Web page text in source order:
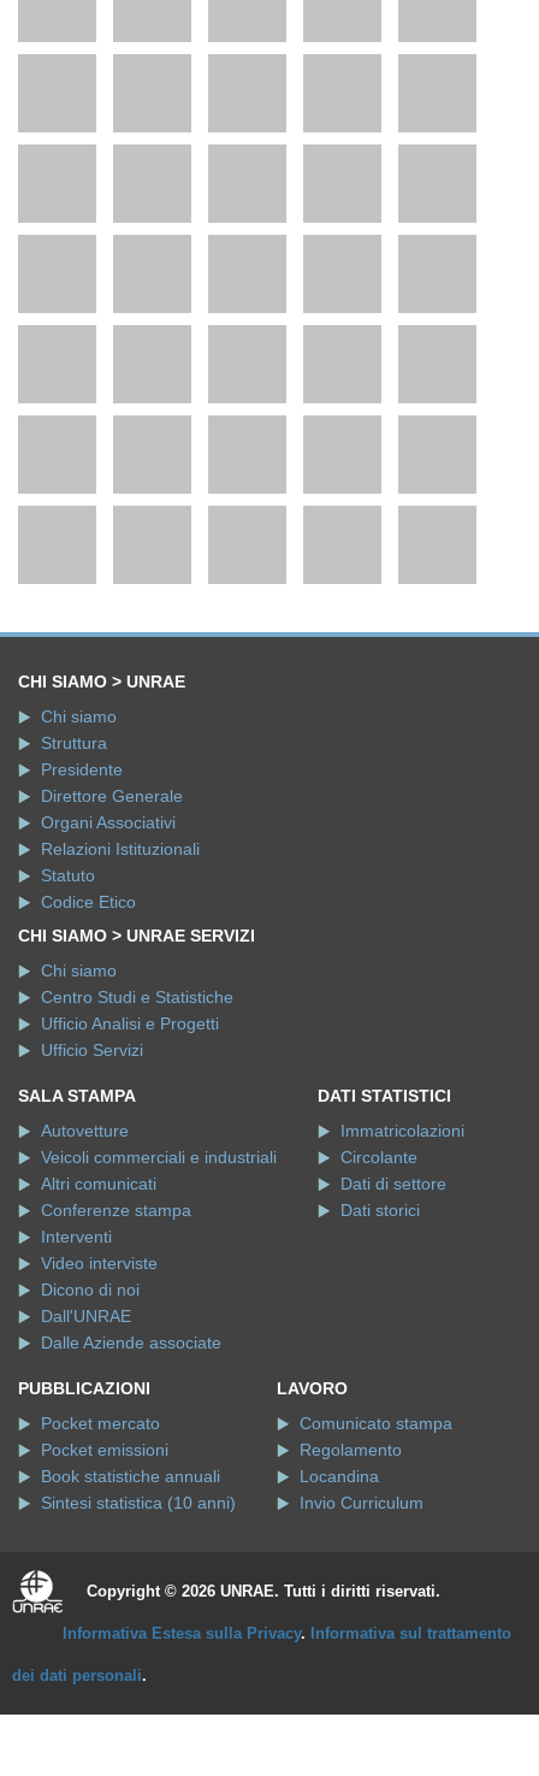
CHI SIAMO > UNRAE
Chi siamo
Struttura
Presidente
Direttore Generale
Organi Associativi
Relazioni Istituzionali
Statuto
Codice Etico
CHI SIAMO > UNRAE SERVIZI
Chi siamo
Centro Studi e Statistiche
Ufficio Analisi e Progetti
Ufficio Servizi
SALA STAMPA
Autovetture
Veicoli commerciali e industriali
Altri comunicati
Conferenze stampa
Interventi
Video interviste
Dicono di noi
Dall'UNRAE
Dalle Aziende associate
DATI STATISTICI
Immatricolazioni
Circolante
Dati di settore
Dati storici
PUBBLICAZIONI
Pocket mercato
Pocket emissioni
Book statistiche annuali
Sintesi statistica (10 anni)
LAVORO
Comunicato stampa
Regolamento
Locandina
Invio Curriculum
Copyright © 2026 UNRAE. Tutti i diritti riservati.
Informativa Estesa sulla Privacy. Informativa sul trattamento
dei dati personali.